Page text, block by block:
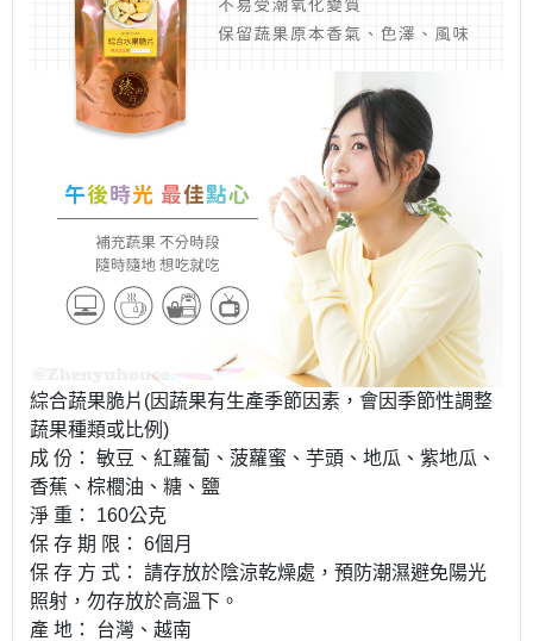
綜合蔬果脆片(因蔬果有生產季節因素，會因季節性調整
蔬果種類或比例)
成 份： 敏豆、紅蘿蔔、菠蘿蜜、芋頭、地瓜、紫地瓜、
香蕉、棕櫚油、糖、鹽
淨 重： 160公克
保 存 期 限： 6個月
保 存 方 式： 請存放於陰涼乾燥處，預防潮濕避免陽光
照射，勿存放於高溫下。
產 地： 台灣、越南